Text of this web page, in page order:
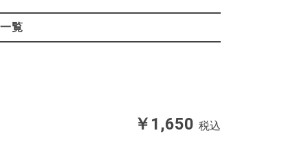
覧
￥1,650 税込